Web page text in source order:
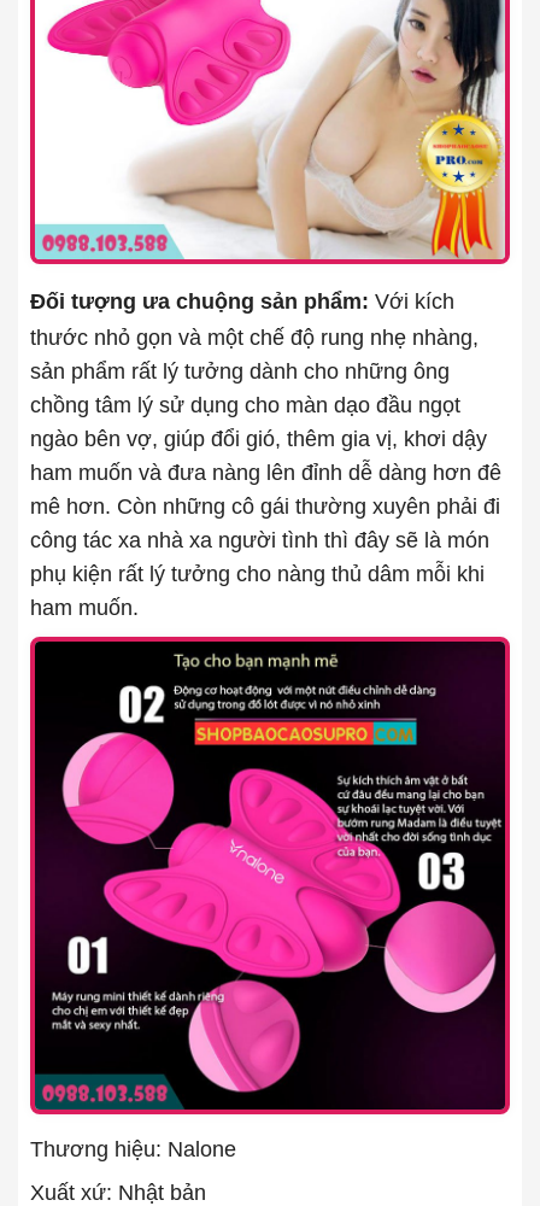
Đối tượng ưa chuộng sản phẩm: Với kích
thước nhỏ gọn và một chế độ rung nhẹ nhàng,
sản phẩm rất lý tưởng dành cho những ông
chồng tâm lý sử dụng cho màn dạo đầu ngọt
ngào bên vợ, giúp đổi gió, thêm gia vị, khơi dậy
ham muốn và đưa nàng lên đỉnh dễ dàng hơn đê
mê hơn. Còn những cô gái thường xuyên phải đi
công tác xa nhà xa người tình thì đây sẽ là món
phụ kiện rất lý tưởng cho nàng thủ dâm mỗi khi
ham muốn.
Thương hiệu: Nalone
Xuất xứ: Nhật bản